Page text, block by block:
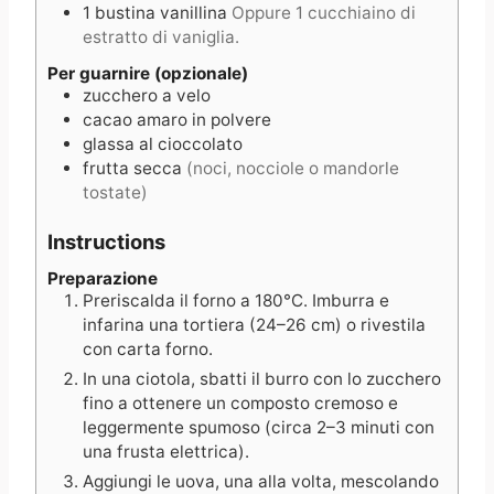
1 bustina vanillina Oppure 1 cucchiaino di
estratto di vaniglia.
Per guarnire (opzionale)
zucchero a velo
cacao amaro in polvere
glassa al cioccolato
frutta secca (noci, nocciole o mandorle
tostate)
Instructions
Preparazione
Preriscalda il forno a 180°C. Imburra e
infarina una tortiera (24–26 cm) o rivestila
con carta forno.
In una ciotola, sbatti il burro con lo zucchero
fino a ottenere un composto cremoso e
leggermente spumoso (circa 2–3 minuti con
una frusta elettrica).
Aggiungi le uova, una alla volta, mescolando